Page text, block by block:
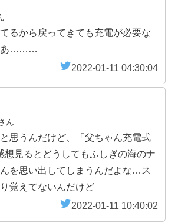
るから戻ってきても充電が必要な
あ………
2022-01-11 04:30:04
ん
思うんだけど、「父ちゃん充電式
想見るとどうしてもふしぎの海のナ
を思い出してしまうんだよな…ス
覚えてないんだけど
2022-01-11 10:40:02